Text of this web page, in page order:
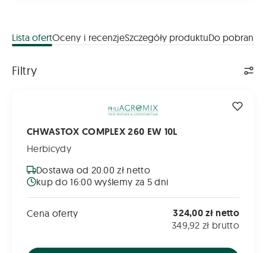
Lista ofertOceny i recenzjeSzczegóły produktuDo pobrania
Filtry
CHWASTOX COMPLEX 260 EW 10L
Herbicydy
Dostawa od 20.00 zł netto
kup do 16:00 wyślemy za 5 dni
Cena oferty 324,00 zł netto
349,92 zł brutto